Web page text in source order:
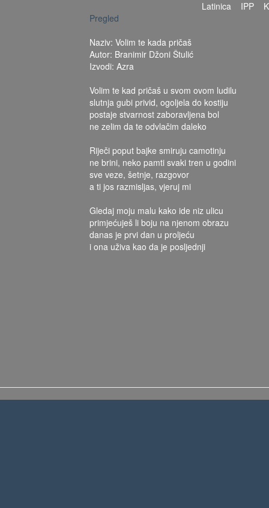
Latinica IPP
Pregled
Naziv: Volim te kada pričaš
Autor: Branimir Džoni Štulić
Izvodi: Azra
Volim te kad pričaš u svom ovom ludilu
slutnja gubi privid, ogoljela do kostiju
postaje stvarnost zaboravljena bol
ne zelim da te odvlačim daleko
Riječi poput bajke smiruju camotinju
ne brini, neko pamti svaki tren u godini
sve veze, šetnje, razgovor
a ti jos razmisljas, vjeruj mi
Gledaj moju malu kako ide niz ulicu
primjećuješ li boju na njenom obrazu
danas je prvi dan u proljeću
i ona uživa kao da je posljednji